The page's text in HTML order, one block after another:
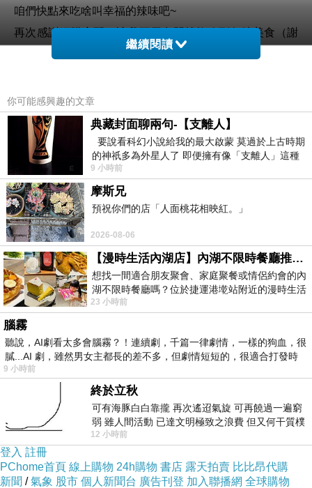
咱們快點來吃啥叫幸福的辣味吧~
再次感謝網購宅配，讓我不用出門就能吃到各地美食（謝
開箱~
裡面有盒裝的？？+包的很暖和的一瓶醬+幾張紙？
那盒很明顯是一盒豆干，上面還有醬料和蔥包
那罐醬還是看不出是啥？
當初收到產品前，我是真的不知道是哪一種！
（因為是隨機體驗）
繼續閱讀
你可能感興趣的文章
典藏封面聊兩句-【支離人】
要說看科幻小說給我的最大啟蒙 莫過於上古時期
的神祇多為外星人了 即便擁有像「支離人」這種
驚世駭俗的神通法門 也未必讀
9 小時前
摩斯兄
預祝你們的店「人面桃花相映紅。」
2026-08-06
【漫時生活內湖店】內湖不限時餐廳推薦｜捷運港墘站美食，聚餐、約會、家庭聚會首選，正餐甜點一次滿足
想找一間適合朋友聚會、家庭聚餐或情侶約會的內
湖不限時餐廳嗎？位於捷運港墘站附近的漫時生活
內湖店，從捷運站步行約4分鐘即可抵
23 小時前
腦霧
聽說，AI劇看太多會腦霧？！連續劇，千篇一律劇情，一樣的狗血，很
膩...AI 劇，雖然男女主都長的差不多，但劇情短短的，很適合打發時
9 小時前
終於立秋
可有海豚白白靠攏 再次遙迢氣旋 可再饒過一遍窮
弱 雖人間活動 已達文明極致之浪費 但又何干質樸
者 只能白白陪葬
12 小時前
登入 註冊
PChome首頁 線上購物 24h購物 書店 露天拍賣 比比昂代購
新聞 /氣象 股市 個人新聞台 廣告刊登 加入聯播網 全球購物